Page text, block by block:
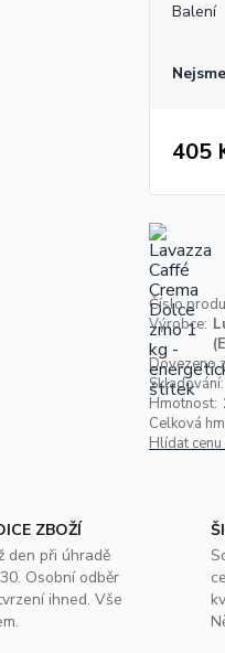
Balení
405
Číslo
Výrobce:
Dovezeno
Skladování:
Hmotnost:
Celková
Hlídat
ZBOŽÍ
den při úhradě
Osobní odběr
ihned. Vše